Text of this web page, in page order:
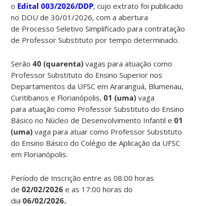
o Edital 003/2026/DDP, cujo extrato foi publicado
no DOU de 30/01/2026, com a abertura
de Processo Seletivo Simplificado para contratação
de Professor Substituto por tempo determinado.
Serão40 (quarenta) vagas para atuação como
Professor Substituto do Ensino Superior nos
Departamentos da UFSC em Araranguá, Blumenau,
Curitibanos e Florianópolis,01 (uma) vaga
para atuação como Professor Substituto do Ensino
Básico no Núcleo de Desenvolvimento Infantil e01
(uma) vaga para atuar como Professor Substituto
do Ensino Básico do Colégio de Aplicação da UFSC
em Florianópolis.
Período de Inscrição entre as 08:00 horas
de02/02/2026 e as 17:00 horas do
dia06/02/2026.